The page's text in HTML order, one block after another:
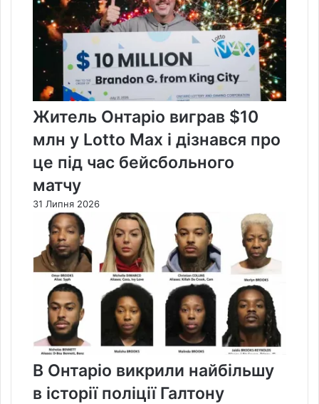
Житель Онтаріо виграв $10
млн у Lotto Max і дізнався про
це під час бейсбольного
матчу
31 Липня 2026
В Онтаріо викрили найбільшу
в історії поліції Галтону